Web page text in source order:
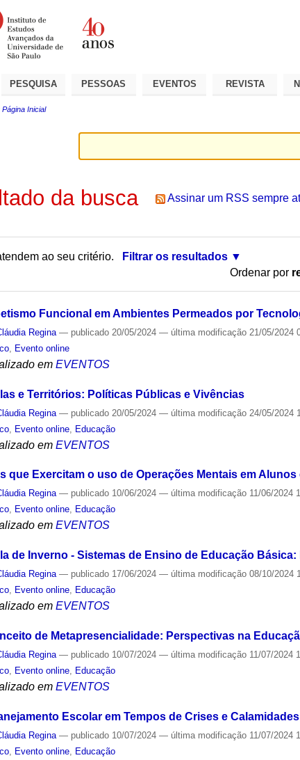
PESQUISA PESSOAS EVENTOS REVISTA
Página Inicial
da busca Assinar um RSS sempre
ao seu critério.
Filtrar os resultados
Ordenar por
Funcional em Ambientes Permeados por
Regina — publicado 20/05/2024— última modificação 21/05/2024
Evento online
em EVENTOS
e Territórios: Políticas Públicas e Vivências
Regina — publicado 20/05/2024— última modificação 24/05/2024
Evento online Educação
em EVENTOS
que Exercitam o uso de Operações Mentais em Alunos
Regina — publicado 10/06/2024— última modificação 11/06/2024
, Evento online, Educação
em EVENTOS
de Inverno - Sistemas de Ensino de Educação
Regina — publicado 17/06/2024— última modificação 08/10/2024
, Evento online, Educação
em EVENTOS
de Metapresencialidade: Perspectivas na
Regina — publicado 10/07/2024— última modificação 11/07/2024
Evento online Educação
em EVENTOS
Escolar em Tempos de Crises e
Regina — publicado 10/07/2024— última modificação 11/07/2024
Evento online Educação